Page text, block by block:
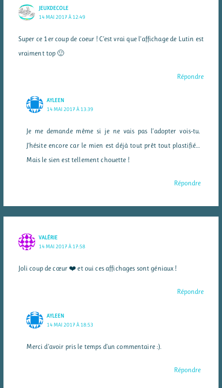
JEUXDECOLE
14 MAI 2017 À 12:49
Super ce 1er coup de coeur ! C’est vrai que l’affichage de Lutin est
vraiment top 🙂
Répondre
AYLEEN
14 MAI 2017 À 13:39
Je me demande même si je ne vais pas l’adopter vois-tu.
J’hésite encore car le mien est déjà tout prêt tout plastifié…
Mais le sien est tellement chouette !
Répondre
VALÉRIE
14 MAI 2017 À 17:58
Joli coup de cœur ❤️ et oui ces affichages sont géniaux !
Répondre
AYLEEN
14 MAI 2017 À 18:53
Merci d’avoir pris le temps d’un commentaire :).
Répondre